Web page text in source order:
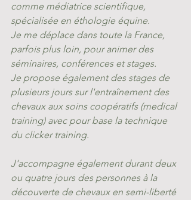
comme médiatrice scientifique,
spécialisée en éthologie équine.
Je me déplace dans toute la France,
parfois plus loin, pour animer des
séminaires, conférences et stages.
Je propose également des stages de
plusieurs jours sur l'entraînement des
chevaux aux soins coopératifs (medical
training) avec pour base la technique
du clicker training.
J'accompagne également durant deux
ou quatre jours des personnes à la
découverte de chevaux en semi-liberté